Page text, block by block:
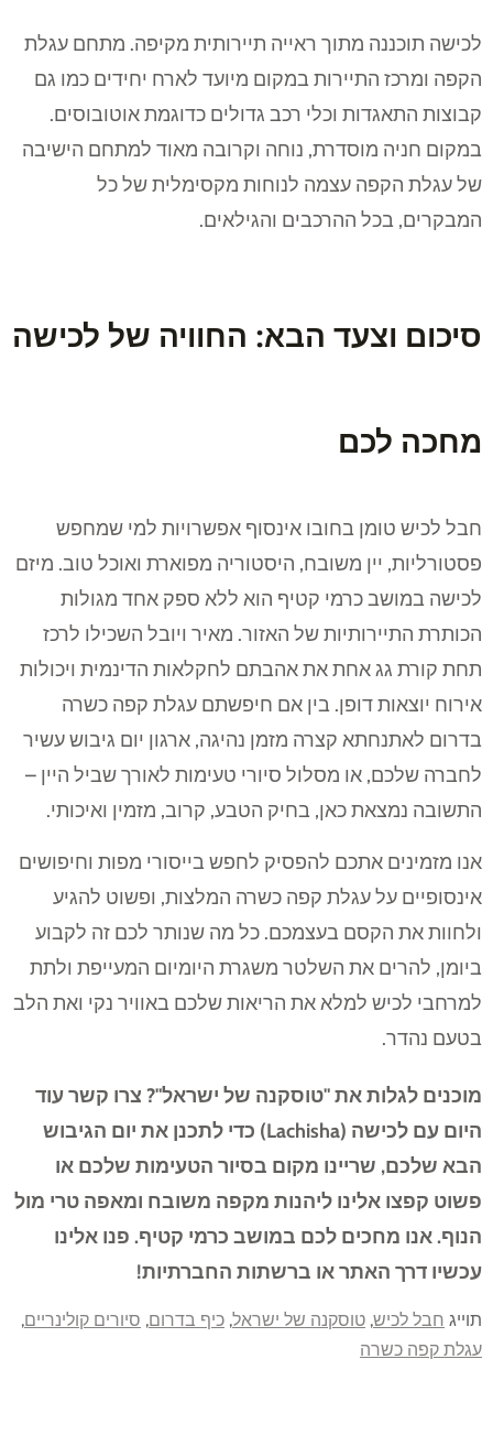
לכישה תוכננה מתוך ראייה תיירותית מקיפה. מתחם עגלת
הקפה ומרכז התיירות במקום מיועד לארח יחידים כמו גם
קבוצות התאגדות וכלי רכב גדולים כדוגמת אוטובוסים.
במקום חניה מוסדרת, נוחה וקרובה מאוד למתחם הישיבה
של עגלת הקפה עצמה לנוחות מקסימלית של כל
המבקרים, בכל ההרכבים והגילאים.
סיכום וצעד הבא: החוויה של לכישה
מחכה לכם
חבל לכיש טומן בחובו אינסוף אפשרויות למי שמחפש
פסטורליות, יין משובח, היסטוריה מפוארת ואוכל טוב. מיזם
לכישה במושב כרמי קטיף הוא ללא ספק אחד מגולות
הכותרת התיירותיות של האזור. מאיר ויובל השכילו לרכז
תחת קורת גג אחת את אהבתם לחקלאות הדינמית ויכולות
אירוח יוצאות דופן. בין אם חיפשתם עגלת קפה כשרה
בדרום לאתנחתא קצרה מזמן נהיגה, ארגון יום גיבוש עשיר
לחברה שלכם, או מסלול סיורי טעימות לאורך שביל היין –
התשובה נמצאת כאן, בחיק הטבע, קרוב, מזמין ואיכותי.
אנו מזמינים אתכם להפסיק לחפש בייסורי מפות וחיפושים
אינסופיים על עגלת קפה כשרה המלצות, ופשוט להגיע
ולחוות את הקסם בעצמכם. כל מה שנותר לכם זה לקבוע
ביומן, להרים את השלטר משגרת היומיום המעייפת ולתת
למרחבי לכיש למלא את הריאות שלכם באוויר נקי ואת הלב
בטעם נהדר.
מוכנים לגלות את "טוסקנה של ישראל"? צרו קשר עוד
היום עם לכישה (Lachisha) כדי לתכנן את יום הגיבוש
הבא שלכם, שריינו מקום בסיור הטעימות שלכם או
פשוט קפצו אלינו ליהנות מקפה משובח ומאפה טרי מול
הנוף. אנו מחכים לכם במושב כרמי קטיף. פנו אלינו
עכשיו דרך האתר או ברשתות החברתיות!
תוייג חבל לכיש, טוסקנה של ישראל, כיף בדרום, סיורים קולינריים,
עגלת קפה כשרה